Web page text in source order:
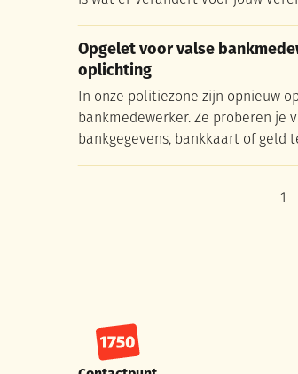
Opgelet voor valse
Opgelet voor valse
oplichting
In onze politiezone zijn opnieuw
bankmedewerker. Ze proberen je
bankgegevens, bankkaart of geld
1